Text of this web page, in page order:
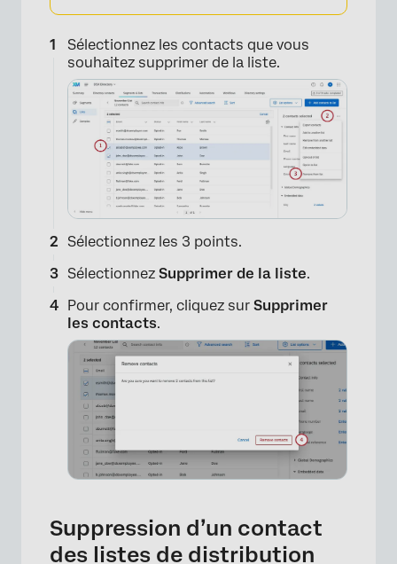
×
Sélectionnez les contacts que vous
souhaitez supprimer de la liste.
Sélectionnez les 3 points.
Sélectionnez Supprimer de la liste.
Pour confirmer, cliquez sur Supprimer
les contacts.
Suppression d’un contact
des listes de distribution